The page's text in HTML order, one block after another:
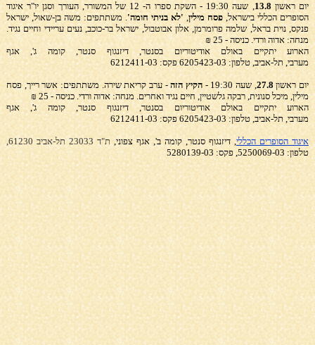
יום ראשון 13.8
, שעה 19:30 - השקת ספרו ה- 12 של המשורר, העורך וסגן יו"ר איגוד
הסופרים הכללי בישראל, פסח מילין, 'לא בניתי חומה'. משתתפים: משה בן-שאול, ישראל
פנקס, נוית בראל, שלמה פרומרמן, אלון אבוטבול, ישראל בר-כוכב, נעים עריידי וחיים נגיד.
מנחה: אדוה ורדי. כניסה - 25 ₪
הארוע יתקיים באולם אודיטוריום בסנטר, דיזנגוף סנטר, קומה ג', אגף
מערבי, תל-אביב, טלפון: 6205423-03 פקס: 6212411-03
יום ראשון 27.8, שעה 19:30 - הקיץ הזה- ערב קריאת שירה. משתתפים: אשר רייך, פסח
מילין, מיכל סנונית, רבקה גלשטיין, חיים נגיד ואחרים. מנחה: אדוה ורדי. כניסה - 25 ₪
הארוע יתקיים באולם אודיטוריום בסנטר, דיזנגוף סנטר, קומה ג', אגף
מערבי, תל-אביב, טלפון: 6205423-03 פקס: 6212411-03
איגוד הסופרים הכללי, דיזנגוף סנטר, קומה ב', אגף צפוני,ת"ד 23033 תל-אביב 61230,
טלפון: 5250069-03, פקס: 5280139-03